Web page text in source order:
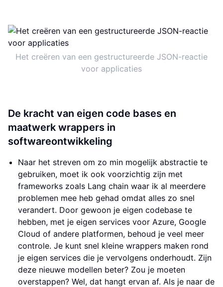
Het creëren van een gestructureerde JSON-reactie
voor applicaties
De kracht van eigen code bases en
maatwerk wrappers in
softwareontwikkeling
Naar het streven om zo min mogelijk abstractie te
gebruiken, moet ik ook voorzichtig zijn met
frameworks zoals Lang chain waar ik al meerdere
problemen mee heb gehad omdat alles zo snel
verandert. Door gewoon je eigen codebase te
hebben, met je eigen services voor Azure, Google
Cloud of andere platformen, behoud je veel meer
controle. Je kunt snel kleine wrappers maken rond
je eigen services die je vervolgens onderhoudt. Zijn
deze nieuwe modellen beter? Zou je moeten
overstappen? Wel, dat hangt ervan af. Als je naar de